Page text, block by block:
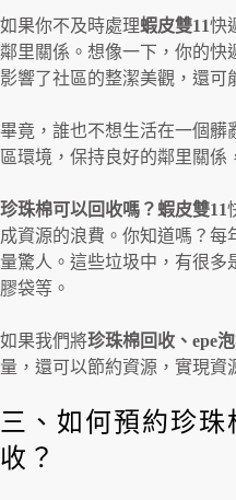
如果你不及時處理蝦皮雙11快
鄰里關係。想像一下，你的快
影響了社區的整潔美觀，還可
畢竟，誰也不想生活在一個髒
區環境，保持良好的鄰里關係
珍珠棉可以回收嗎？蝦皮雙11
成資源的浪費。你知道嗎？
量驚人。這些垃圾中，有很多
膠袋等。
如果我們將珍珠棉回收、epe
量，還可以節約資源，實現資
三、如何預約珍珠
收？